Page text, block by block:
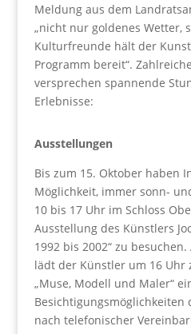
Meldung aus dem
„nicht nur goldenes Wetter,
Kulturfreunde hält der
Programm bereit“.
versprechen spannende
Erlebnisse:
Ausstellungen
Bis zum 15. Oktober haben
Möglichkeit, immer sonn-
10 bis 17 Uhr im Schloss
Ausstellung des Künstlers
1992 bis 2002“ zu
lädt der Künstler um 16 Uhr
„Muse, Modell und Maler“
Besichtigungsmöglichkeiten
nach telefonischer